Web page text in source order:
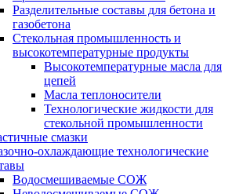
Разделительные составы для бетона и
газобетона
Стекольная промышленность и
высокотемпературные продукты
Высокотемпературные масла для
цепей
Масла теплоносители
Технологические жидкости для
стекольной промышленности
смазки
охлаждающие технологические
Водосмешиваемые СОЖ